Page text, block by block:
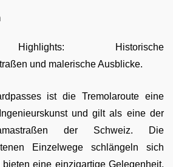
Historische
und malerische Ausblicke.
ist die Tremolaroute eine
und gilt als eine der
der Schweiz. Die
Einzelwege schlängeln sich
eine einzigartige Gelegenheit,